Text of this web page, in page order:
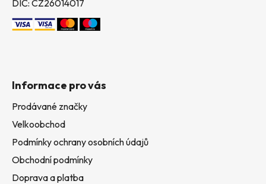
DIČ: CZ26014017
Informace pro vás
Prodávané značky
Velkoobchod
Podmínky ochrany osobních údajů
Obchodní podmínky
Doprava a platba